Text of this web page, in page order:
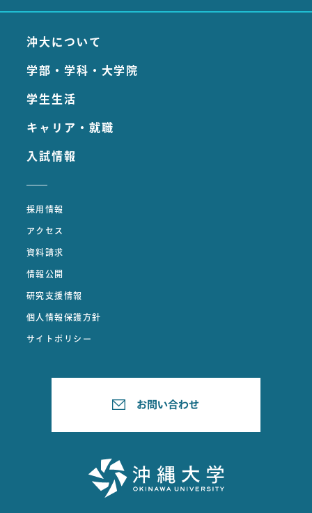
沖大について
学部・学科・大学院
学生生活
キャリア・就職
入試情報
採用情報
アクセス
資料請求
情報公開
研究支援情報
個人情報保護方針
サイトポリシー